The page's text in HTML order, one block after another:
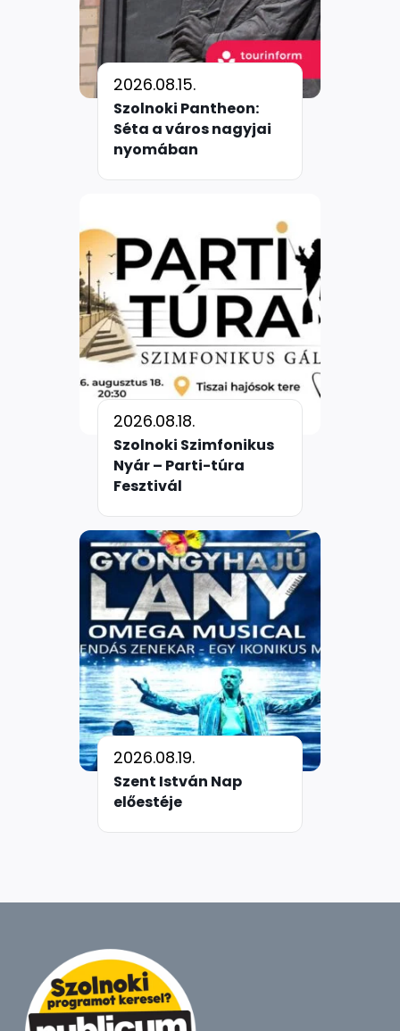
2026.08.15.
Szolnoki Pantheon:
Séta a város nagyjai
nyomában
2026.08.18.
Szolnoki Szimfonikus
Nyár – Parti-túra
Fesztivál
2026.08.19.
Szent István Nap
előestéje